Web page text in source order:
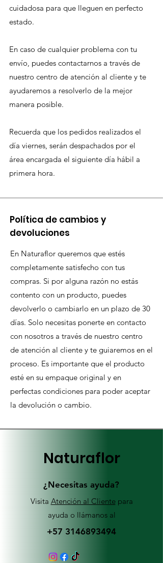
cuidadosa para que lleguen en perfecto
estado.
En caso de cualquier problema con tu
envío, puedes contactarnos a través de
nuestro centro de atención al cliente y te
ayudaremos a resolverlo de la mejor
manera posible.
Recuerda que los pedidos realizados el
día viernes, serán despachados por el
área encargada el siguiente día hábil a
primera hora.
Política de cambios y
devoluciones
En Naturaflor queremos que estés
completamente satisfecho con tus
compras. Si por alguna razón no estás
contento con un producto, puedes
devolverlo o cambiarlo en un plazo de 30
días. Solo necesitas ponerte en contacto
con nosotros a través de nuestro centro
de atención al cliente y te guiaremos en el
proceso. Es importante que el producto
esté en su empaque original y en
perfectas condiciones para poder aceptar
la devolución o cambio.
Naturaflor
¿Necesitas ayuda?
Visita Atención al Clientepara
ayuda o llámanos al
+57 3146893494